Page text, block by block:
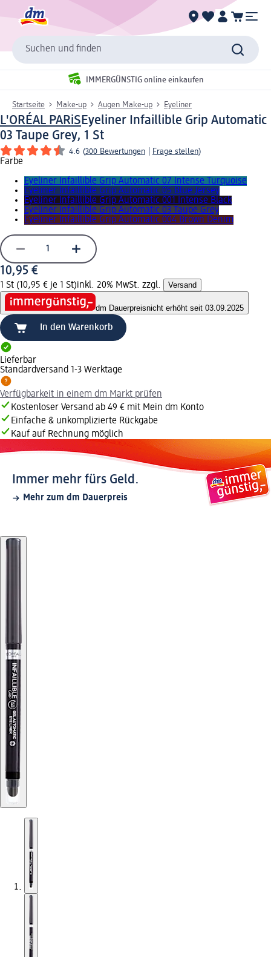
Suchen und finden
IMMERGÜNSTIG online einkaufen
Startseite Make-up Augen Make-up Eyeliner
L'ORÉAL PARiSEyeliner Infaillible Grip Automatic
03 Taupe Grey, 1 St
4.6 (300 Bewertungen Frage stellen)
Farbe
Eyeliner Infaillible Grip Automatic 07 Intense Turquoise
Eyeliner Infaillible Grip Automatic 05 Blue Jersey
Eyeliner Infaillible Grip Automatic 001 Intense Black
Eyeliner Infaillible Grip Automatic 03 Taupe Grey
Eyeliner Infaillible Grip Automatic 004 Brown Denim
10,95 €
1 St (10,95 € je 1 St)inkl. 20% MwSt. zzgl. Versand
dm Dauerpreisnicht erhöht seit 03.09.2025
In den Warenkorb
Lieferbar
Standardversand 1-3 Werktage
Verfügbarkeit in einem dm Markt prüfen
Kostenloser Versand ab 49 € mit Mein dm Konto
Einfache & unkomplizierte Rückgabe
Kauf auf Rechnung möglich
Immer mehr fürs Geld.
Mehr zum dm Dauerpreis